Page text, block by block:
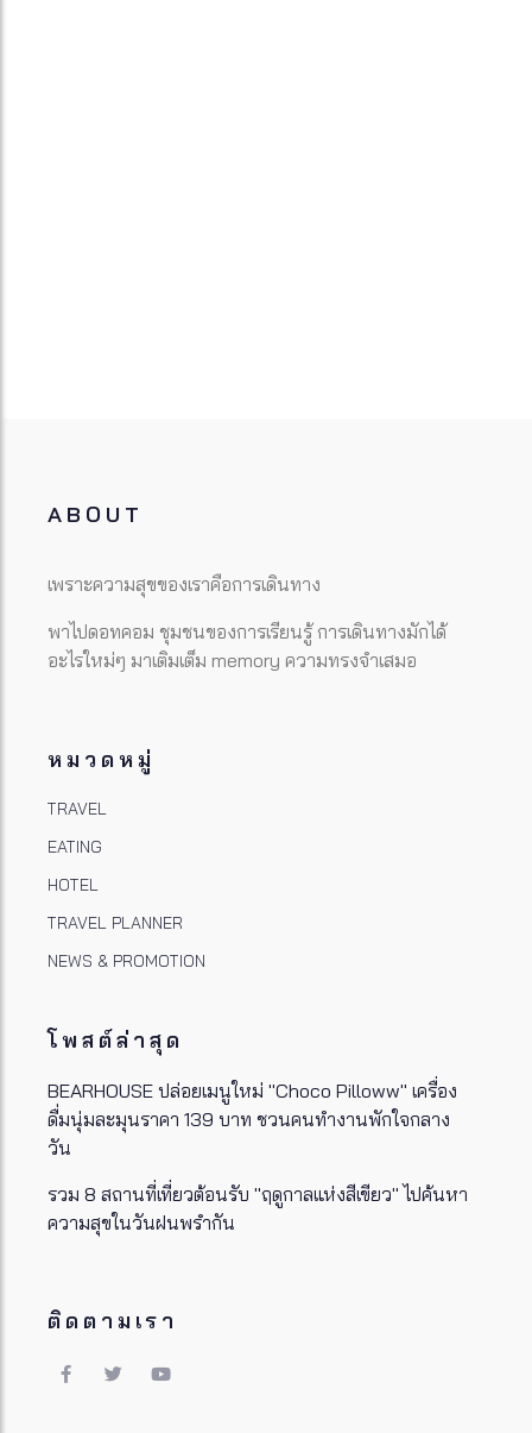
ABOUT
เพราะความสุขของเราคือการเดินทาง
พาไปดอทคอม ชุมชนของการเรียนรู้ การเดินทางมักได้
อะไรใหม่ๆ มาเติมเต็ม memory ความทรงจำเสมอ
หมวดหมู่
TRAVEL
EATING
HOTEL
TRAVEL PLANNER
NEWS & PROMOTION
โพสต์ล่าสุด
BEARHOUSE ปล่อยเมนูใหม่ "Choco Pilloww" เครื่อง
ดื่มนุ่มละมุนราคา 139 บาท ชวนคนทำงานพักใจกลาง
วัน
รวม 8 สถานที่เที่ยวต้อนรับ "ฤดูกาลแห่งสีเขียว" ไปค้นหา
ความสุขในวันฝนพรำกัน
ติดตามเรา